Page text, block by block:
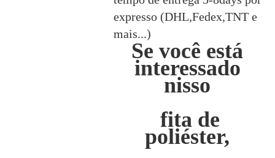
expresso (DHL,Fedex,TNT e
mais...)
Se você está
interessado
nisso
fita de
poliéster,